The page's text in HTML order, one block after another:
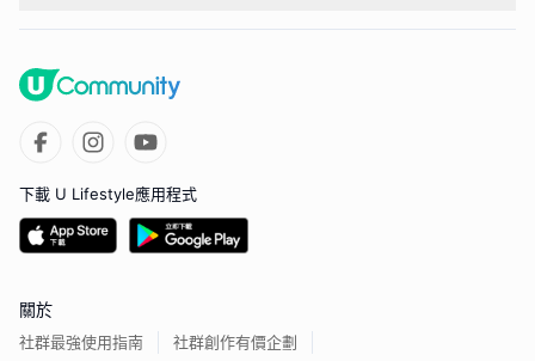
下載 U Lifestyle應用程式
關於
社群最強使用指南 社群創作有價企劃